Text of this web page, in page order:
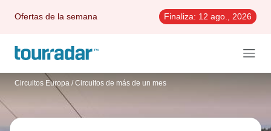
Ofertas de la semana Finaliza: 12 ago., 2026
Circuitos Europa / Circuitos de más de un mes